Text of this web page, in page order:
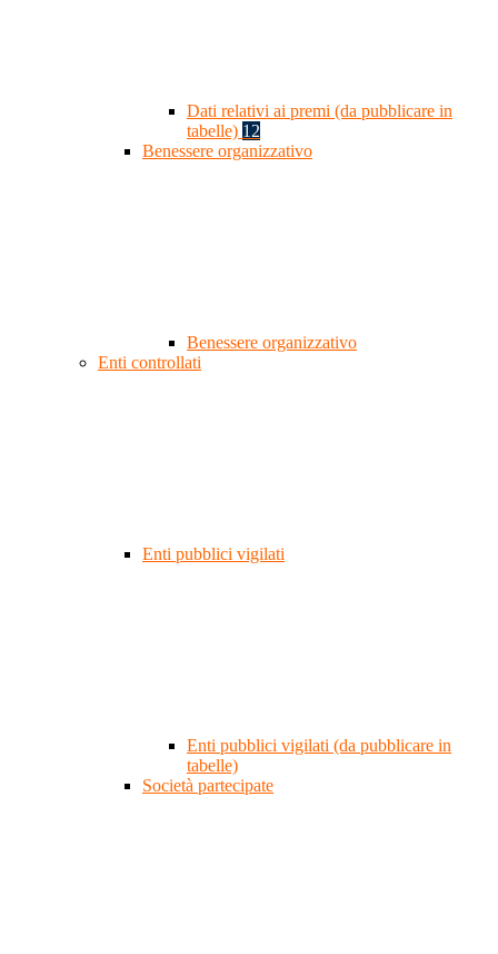
Dati relativi ai premi (da pubblicare in
tabelle) 12
Benessere organizzativo
Benessere organizzativo
Enti controllati
Enti pubblici vigilati
Enti pubblici vigilati (da pubblicare in
tabelle)
Società partecipate